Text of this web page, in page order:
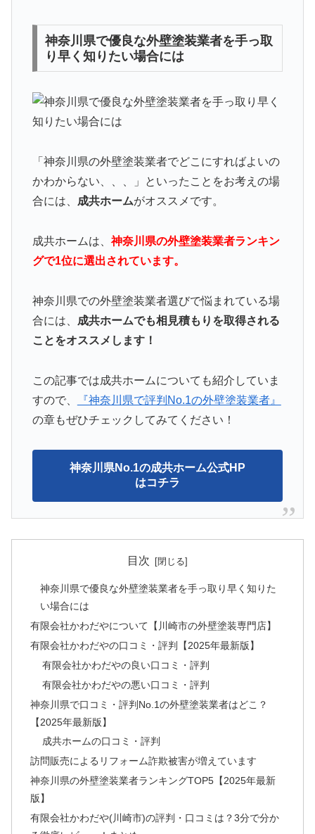
神奈川県で優良な外壁塗装業者を手っ取
り早く知りたい場合には
「神奈川県の外壁塗装業者でどこにすればよいの
かわからない、、、」といったことをお考えの場
合には、 成共ホームがオススメです。
成共ホームは、神奈川県の外壁塗装業者ランキン
グで1位に選出されています。
神奈川県での外壁塗装業者選びで悩まれている場
合には、 成共ホームでも相見積もりを取得される
ことをオススメします！
この記事では成共ホームについても紹介していま
すので、
『神奈川県で評判No.1の外壁塗装業者』
の章もぜひチェックしてみてください！
神奈川県No.1の成共ホーム公式HP
はコチラ
目次
神奈川県で優良な外壁塗装業者を手っ取り早く知りた
い場合には
有限会社かわだやについて【川崎市の外壁塗装専門店】
有限会社かわだやの口コミ・評判【2025年最新版】
有限会社かわだやの良い口コミ・評判
有限会社かわだやの悪い口コミ・評判
神奈川県で口コミ・評判No.1の外壁塗装業者はどこ？
【2025年最新版】
成共ホームの口コミ・評判
訪問販売によるリフォーム詐欺被害が増えています
神奈川県の外壁塗装業者ランキングTOP5【2025年最新
版】
有限会社かわだや(川崎市)の評判・口コミは？3分で分か